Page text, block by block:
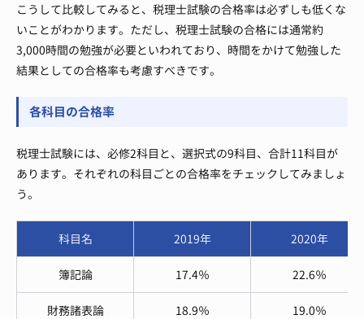
こうして比較してみると、税理士試験の合格率は必ずしも低くな
いことがわかります。ただし、税理士試験の合格には通常約
3,000時間の勉強が必要といわれており、時間をかけて勉強した
結果としての合格率も考慮すべきです。
各科目の合格率
税理士試験には、必修2科目と、選択式の9科目、合計11科目が
あります。それぞれの科目ごとの合格率をチェックしてみましょ
う。
科目名 2019年 2020年
簿記論 17.4％ 22.6％
財務諸表論 18.9％ 19.0％